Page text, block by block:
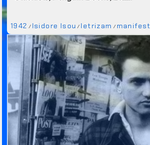
1942 /Isidore Isou /letrizam /manifest